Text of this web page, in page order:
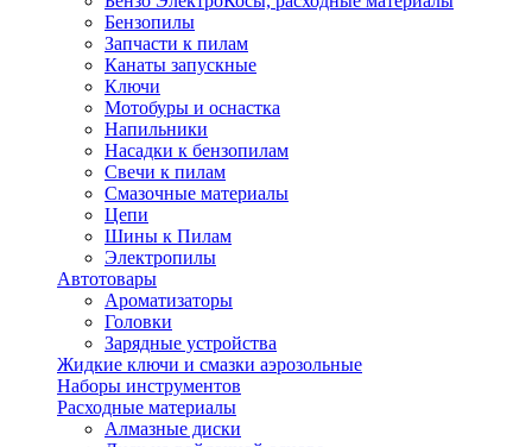
Бензопилы
Запчасти к пилам
Канаты запускные
Ключи
Мотобуры и оснастка
Напильники
Насадки к бензопилам
Свечи к пилам
Смазочные материалы
Цепи
Шины к Пилам
Электропилы
Автотовары
Ароматизаторы
Головки
Зарядные устройства
Жидкие ключи и смазки аэрозольные
Наборы инструментов
Расходные материалы
Алмазные диски